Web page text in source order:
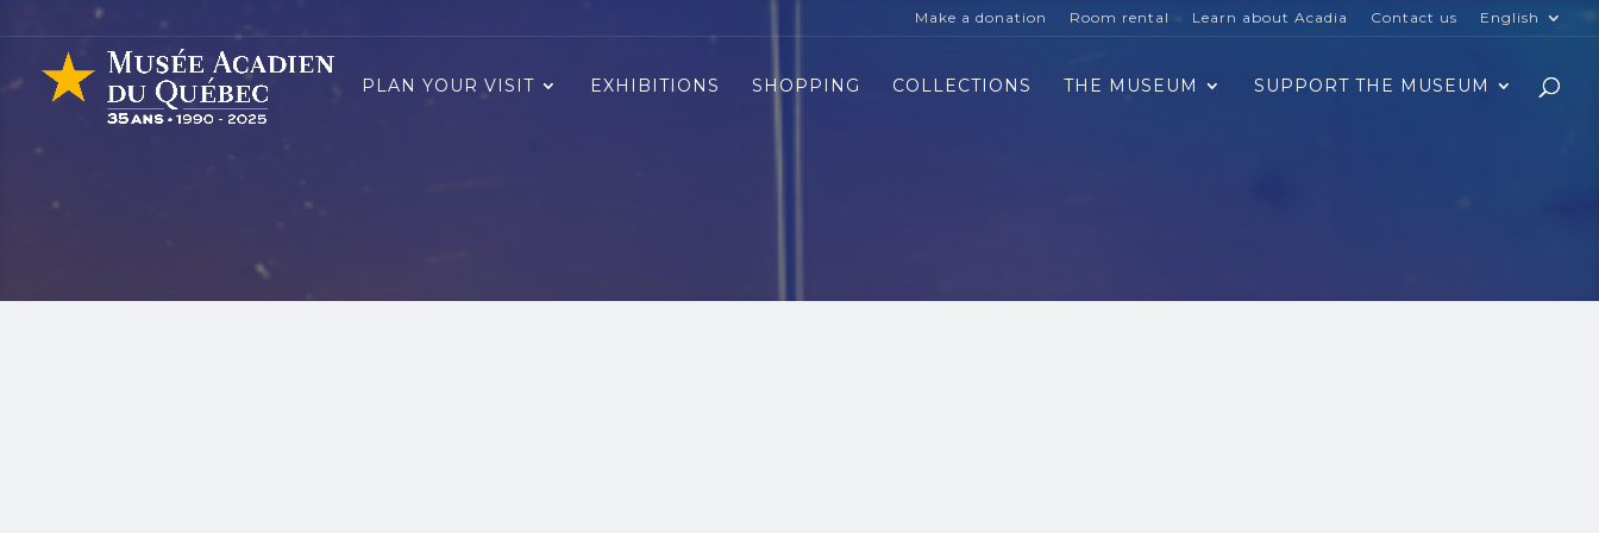
Make a donation Room rental Learn about Acadia Contact us English
PLAN YOUR VISIT EXHIBITIONS SHOPPING COLLECTIONS THE MUSEUM SUPPORT THE MUSEUM